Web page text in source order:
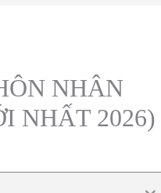
NHÂN
NHẤT 2026)